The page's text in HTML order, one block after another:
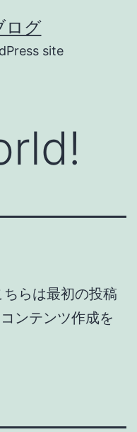
ログ
site
らは最初の投稿
ンテンツ作成を